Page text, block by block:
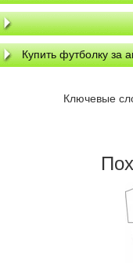
Купить футболку за
Ключевые